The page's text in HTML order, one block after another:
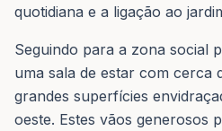
quotidiana e a ligação ao
Seguindo para a zona social
uma sala de estar com cerca
grandes superfícies
oeste. Estes vãos generosos